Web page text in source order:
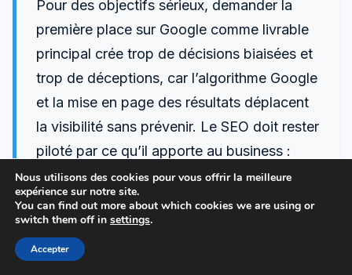
Pour des objectifs sérieux, demander la
première place sur Google comme livrable
principal crée trop de décisions biaisées et
trop de déceptions, car l’algorithme Google
et la mise en page des résultats déplacent
la visibilité sans prévenir. Le SEO doit rester
piloté par ce qu’il apporte au business :
trafic organique qualifié, pages qui
transforment, et stabilité technique. La
recommandation opérationnelle consiste à
fixer un périmètre de pages prioritaires, des
Nous utilisons des cookies pour vous offrir la meilleure
expérience sur notre site.
You can find out more about which cookies we are using or
switch them off in settings.
Accepter